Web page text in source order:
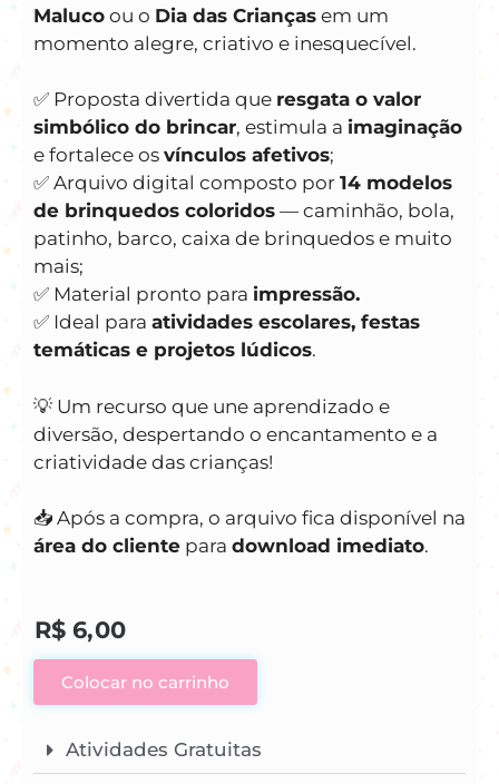
Maluco ou o Dia das Crianças em um
momento alegre, criativo e inesquecível.
✅ Proposta divertida que resgata o valor
simbólico do brincar, estimula a imaginação
e fortalece os vínculos afetivos;
✅ Arquivo digital composto por 14 modelos
de brinquedos coloridos — caminhão, bola,
patinho, barco, caixa de brinquedos e muito
mais;
✅ Material pronto para impressão.
✅ Ideal para atividades escolares, festas
temáticas e projetos lúdicos.
💡 Um recurso que une aprendizado e
diversão, despertando o encantamento e a
criatividade das crianças!
📥 Após a compra, o arquivo fica disponível na
área do cliente para download imediato.
R$ 6,00
Colocar no carrinho
Atividades Gratuitas